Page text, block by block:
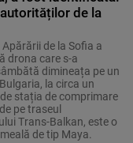
de la
de la Sofia a
drona care s-a
dimineața pe un
la circa un
stația de comprimare
pe traseul
Trans-Balkan, este o
de tip Maya.